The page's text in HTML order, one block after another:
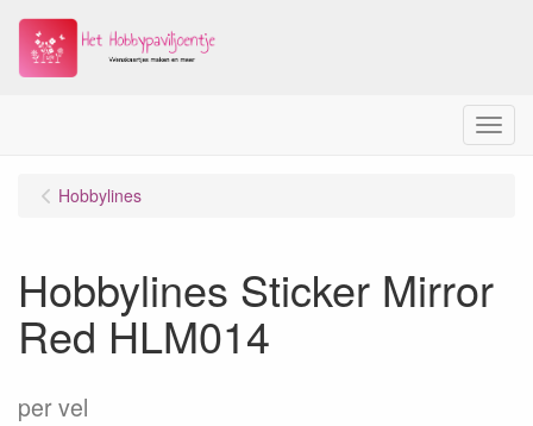
Menu
Hobbylines
Hobbylines Sticker Mirror
Red HLM014
per vel